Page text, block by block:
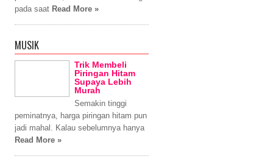
pada saat Read More »
MUSIK
Trik Membeli
Piringan Hitam
Supaya Lebih
Murah
Semakin tinggi
peminatnya, harga piringan hitam pun
jadi mahal. Kalau sebelumnya hanya
Read More »